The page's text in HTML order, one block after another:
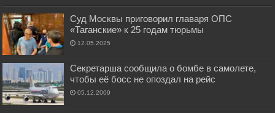
Суд Москвы приговорил главаря ОПС
«Таганские» к 25 годам тюрьмы
12.05.2025
Секретарша сообщила о бомбе в самолете,
чтобы её босс не опоздал на рейс
05.12.2009